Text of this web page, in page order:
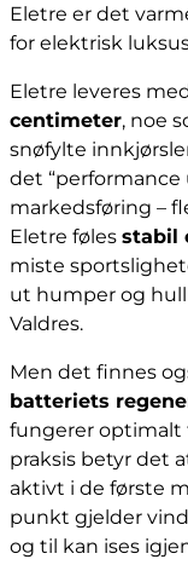
Eletre er det
for elektrisk
Eletre leveres
centimeter, noe
snøfylte
det “performance
markedsføring –
Eletre føles stabil
miste
ut humper og hull
Valdres.
Men det finnes
batteriets
fungerer optimalt
praksis betyr det
aktivt i de første
punkt gjelder
og til kan ises